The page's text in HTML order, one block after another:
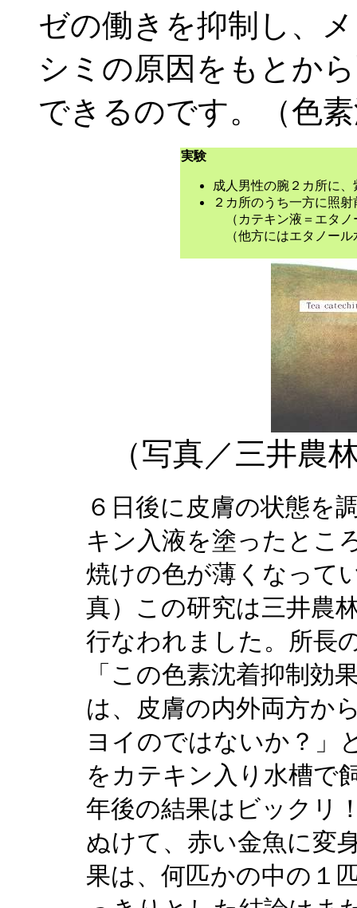
ゼの働きを抑制し、
シミの原因をもとか
できるのです。（色
実験
成人男性の腕２カ所に
２カ所のうち一方に照
（カテキン液＝エタノ
（他方にはエタノール
（写真／三井農
６日後に皮膚の状態を
キン入液を塗ったとこ
焼けの色が薄くなって
真）この研究は三井農
行なわれました。所長
「この色素沈着抑制効
は、皮膚の内外両方か
ヨイのではないか？」
をカテキン入り水槽で
年後の結果はビックリ
ぬけて、赤い金魚に変
果は、何匹かの中の１